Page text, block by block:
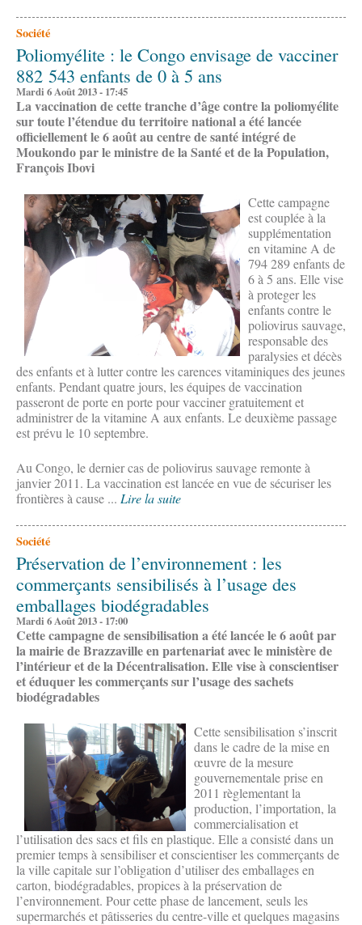
Société
Poliomyélite : le Congo envisage de vacciner
882 543 enfants de 0 à 5 ans
Mardi 6 Août 2013 - 17:45
La vaccination de cette tranche d’âge contre la poliomyélite
sur toute l’étendue du territoire national a été lancée
officiellement le 6 août au centre de santé intégré de
Moukondo par le ministre de la Santé et de la Population,
François Ibovi
Cette campagne
est couplée à la
supplémentation
en vitamine A de
794 289 enfants de
6 à 5 ans. Elle vise
à proteger les
enfants contre le
poliovirus sauvage,
responsable des
paralysies et décès
des enfants et à lutter contre les carences vitaminiques des jeunes
enfants. Pendant quatre jours, les équipes de vaccination
passeront de porte en porte pour vacciner gratuitement et
administrer de la vitamine A aux enfants. Le deuxième passage
est prévu le 10 septembre.
Au Congo, le dernier cas de poliovirus sauvage remonte à
janvier 2011. La vaccination est lancée en vue de sécuriser les
frontières à cause ... Lire la suite
Société
Préservation de l’environnement : les
commerçants sensibilisés à l’usage des
emballages biodégradables
Mardi 6 Août 2013 - 17:00
Cette campagne de sensibilisation a été lancée le 6 août par
la mairie de Brazzaville en partenariat avec le ministère de
l’intérieur et de la Décentralisation. Elle vise à conscientiser
et éduquer les commerçants sur l’usage des sachets
biodégradables
Cette sensibilisation s’inscrit
dans le cadre de la mise en
œuvre de la mesure
gouvernementale prise en
2011 règlementant la
production, l’importation, la
commercialisation et
l’utilisation des sacs et fils en plastique. Elle a consisté dans un
premier temps à sensibiliser et conscientiser les commerçants de
la ville capitale sur l’obligation d’utiliser des emballages en
carton, biodégradables, propices à la préservation de
l’environnement. Pour cette phase de lancement, seuls les
supermarchés et pâtisseries du centre-ville et quelques magasins